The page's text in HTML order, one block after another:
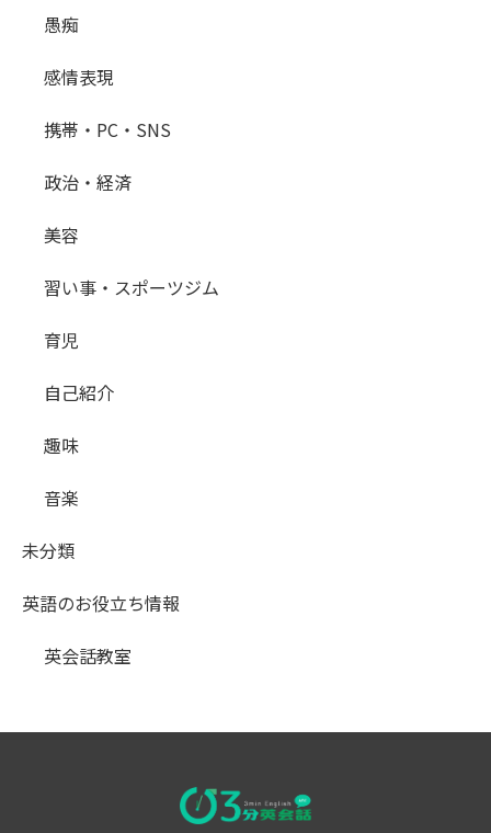
愚痴
感情表現
携帯・PC・SNS
政治・経済
美容
習い事・スポーツジム
育児
自己紹介
趣味
音楽
未分類
英語のお役立ち情報
英会話教室